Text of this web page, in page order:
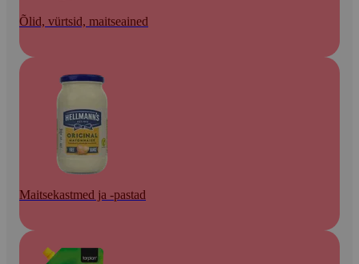
Õlid, vürtsid, maitseained
Maitsekastmed ja -pastad